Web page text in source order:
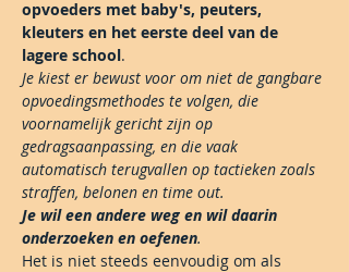
opvoeders met baby's, peuters,
kleuters en het eerste deel van de
lagere school.
Je kiest er bewust voor om niet de gangbare
opvoedingsmethodes te volgen, die
voornamelijk gericht zijn op
gedragsaanpassing, en die vaak
automatisch terugvallen op tactieken zoals
straffen, belonen en time out.
Je wil een andere weg en wil daarin
onderzoeken en oefenen.
Het is niet steeds eenvoudig om als